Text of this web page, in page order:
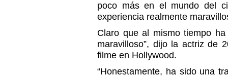
poco más en el mundo del
experiencia realmente
Claro que al mismo tiempo
maravilloso”, dijo la actriz de
filme en Hollywood.
“Honestamente, ha sido una